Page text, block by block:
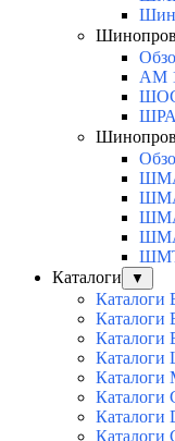
АМ
ШОС
ШРА
ШМА
ШМА
Каталоги
▼
Каталоги
Каталоги
Каталоги
Каталоги
Каталоги
Каталоги
Каталоги